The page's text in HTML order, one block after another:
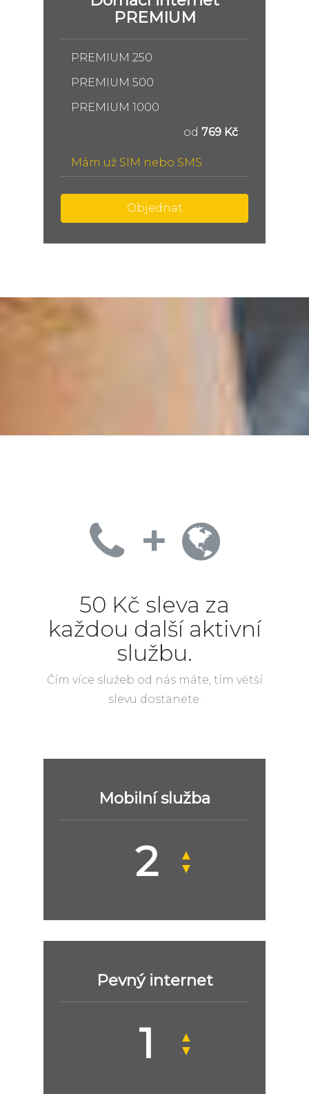
PREMIUM
PREMIUM 250
PREMIUM 500
PREMIUM 1000
od 769 Kč
Mám už SIM nebo SMS
Objednat
+
50 Kč sleva za
každou další aktivní
službu.
Čím více služeb od nás máte, tím větší
slevu dostanete.
Mobilní služba
▲
▼
Pevný internet
▲
▼